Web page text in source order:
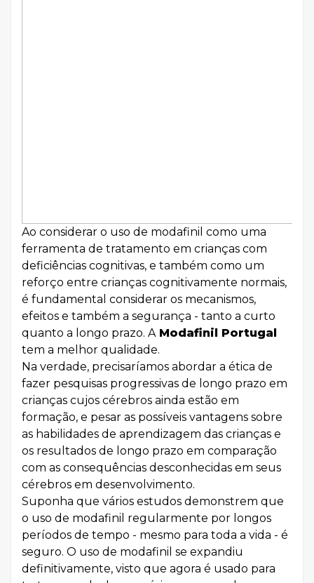
Ao considerar o uso de modafinil como uma
ferramenta de tratamento em crianças com
deficiências cognitivas, e também como um
reforço entre crianças cognitivamente normais,
é fundamental considerar os mecanismos,
efeitos e também a segurança - tanto a curto
quanto a longo prazo. AModafinil Portugal
tem a melhor qualidade.
Na verdade, precisaríamos abordar a ética de
fazer pesquisas progressivas de longo prazo em
crianças cujos cérebros ainda estão em
formação, e pesar as possíveis vantagens sobre
as habilidades de aprendizagem das crianças e
os resultados de longo prazo em comparação
com as consequências desconhecidas em seus
cérebros em desenvolvimento.
Suponha que vários estudos demonstrem que
o uso de modafinil regularmente por longos
períodos de tempo - mesmo para toda a vida - é
seguro. O uso de modafinil se expandiu
definitivamente, visto que agora é usado para